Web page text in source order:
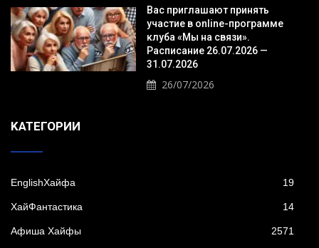
Вас приглашают принять
участие в online-программе
клуба «Мы на связи».
Расписание 26.07.2026 —
31.07.2026
26/07/2026
KАТЕГОРИИ
EnglishХайфа 19
XайФантастика 14
Афиша Хайфы 2571